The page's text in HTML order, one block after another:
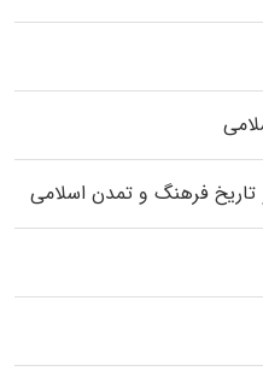
تاریخ فرهنگ و تمدن اسلامی